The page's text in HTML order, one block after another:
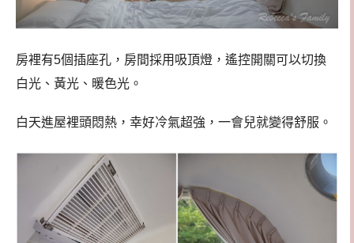
房裡有5個插座孔，房間採用吸頂燈，遙控開關可以切換
白光、黃光、暖色光。
白天進屋裡頭悶熱，幸好冷氣超強，一會兒就變得舒服。